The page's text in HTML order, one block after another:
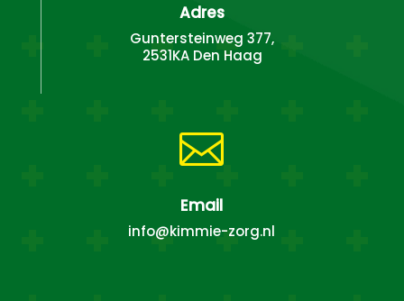
Adres
Guntersteinweg 377,
2531KA Den Haag

Email
info@kimmie-zorg.nl